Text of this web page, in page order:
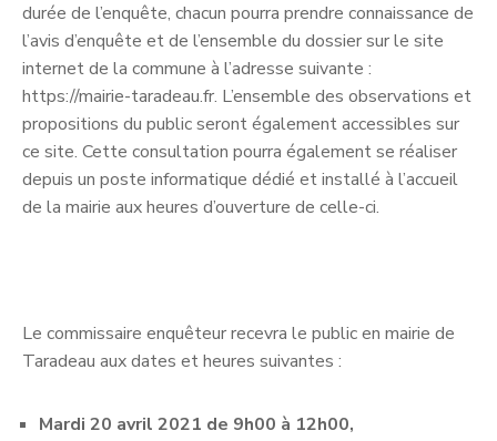
durée de l’enquête, chacun pourra prendre connaissance de
l’avis d’enquête et de l’ensemble du dossier sur le site
internet de la commune à l’adresse suivante :
https://mairie-taradeau.fr. L’ensemble des observations et
propositions du public seront également accessibles sur
ce site. Cette consultation pourra également se réaliser
depuis un poste informatique dédié et installé à l’accueil
de la mairie aux heures d’ouverture de celle-ci.
Le commissaire enquêteur recevra le public en mairie de
Taradeau aux dates et heures suivantes :
Mardi 20 avril 2021 de 9h00 à 12h00,